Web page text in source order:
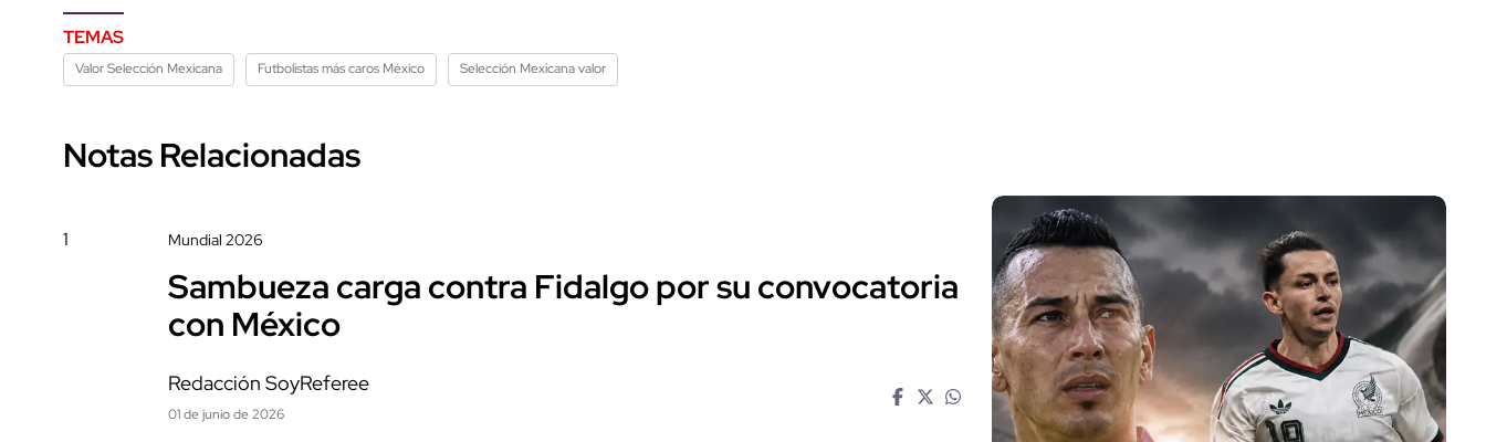
TEMAS
Valor Selección Mexicana Futbolistas más caros México Selección Mexicana valor
Notas Relacionadas
1 Mundial 2026
Sambueza carga contra Fidalgo por su convocatoria
con México
Redacción SoyReferee
01 de junio de 2026